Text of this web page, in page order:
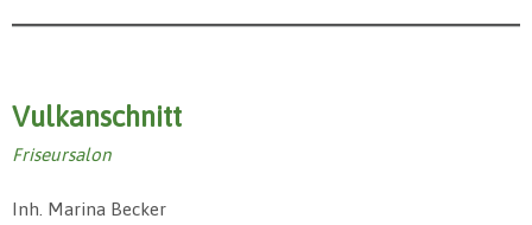
Vulkanschnitt
Friseursalon
Inh. Marina Becker